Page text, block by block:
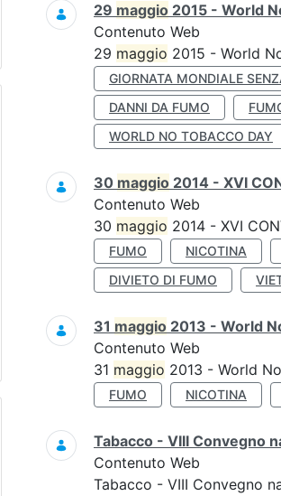
29 maggio 2015 - World
Contenuto Web
29 maggio 2015 - World
GIORNATA MONDIALE
DANNI DA FUMO
WORLD NO TOBACCO DAY
30 maggio 2014 - XVI
Contenuto Web
30 maggio 2014 - XVI
FUMO NICOTINA
DIVIETO DI FUMO
31 maggio 2013 - World
Contenuto Web
31 maggio 2013 - World
FUMO NICOTINA
Tabacco - VIII Convegno
Contenuto Web
Tabacco - VIII Convegno